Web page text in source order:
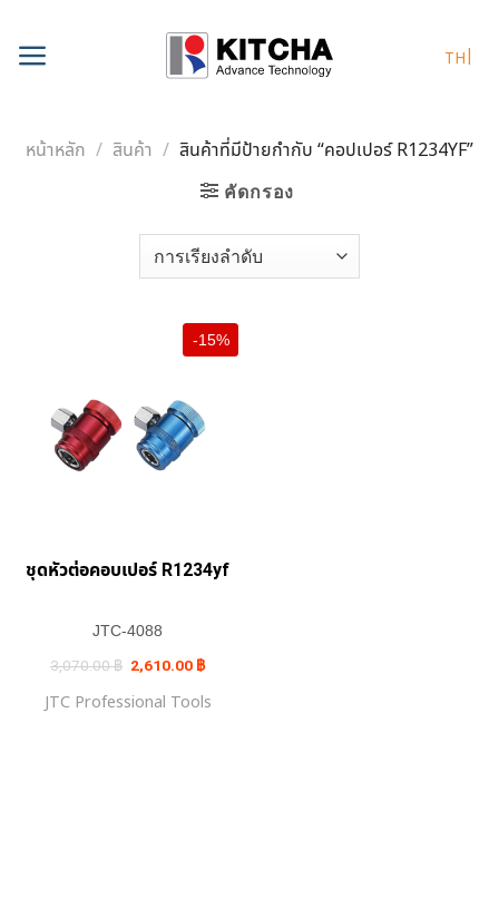
content
TH
หน้าหลัก / สินค้า / สินค้าที่มีป้ายกำกับ “คอปเปอร์ R1234YF”
คัดกรอง
-15%
ชุดหัวต่อคอบเปอร์ R1234yf
JTC-4088
3,070.00฿ Original
price
3,070.00 ฿.
2,610.00 ฿Current
price
2,610.00 ฿.
JTC Professional Tools